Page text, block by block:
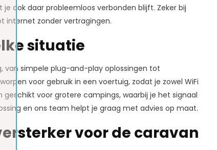
ook daar probleemloos verbonden blijft. Zeker bij
internet zonder vertragingen.
situatie
van simpele plug-and-play oplossingen tot
voor gebruik in een voertuig, zodat je zowel WiFi
voor grotere campings, waarbij je het signaal
en ons team helpt je graag met advies op maat.
voor de caravan